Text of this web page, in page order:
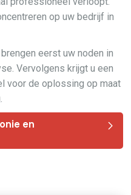
op uw bedrijf in
eerst uw noden in
Vervolgens krijgt u een
voor de oplossing op maat
en